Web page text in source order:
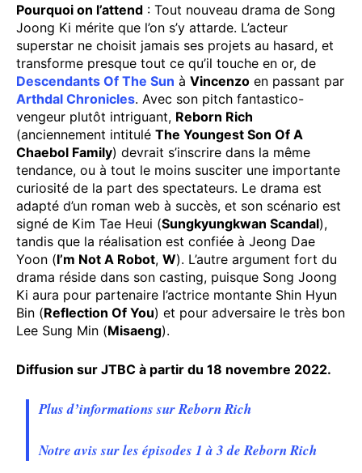
Pourquoi on l’attend : Tout nouveau drama de Song
Joong Ki mérite que l’on s’y attarde. L’acteur
superstar ne choisit jamais ses projets au hasard, et
transforme presque tout ce qu’il touche en or, de
Descendants Of The Sun à Vincenzo en passant par
Arthdal Chronicles. Avec son pitch fantastico-
vengeur plutôt intriguant, Reborn Rich
(anciennement intitulé The Youngest Son Of A
Chaebol Family) devrait s’inscrire dans la même
tendance, ou à tout le moins susciter une importante
curiosité de la part des spectateurs. Le drama est
adapté d’un roman web à succès, et son scénario est
signé de Kim Tae Heui (Sungkyungkwan Scandal),
tandis que la réalisation est confiée à Jeong Dae
Yoon (I’m Not A Robot, W). L’autre argument fort du
drama réside dans son casting, puisque Song Joong
Ki aura pour partenaire l’actrice montante Shin Hyun
Bin (Reflection Of You) et pour adversaire le très bon
Lee Sung Min (Misaeng).
Diffusion sur JTBC à partir du 18 novembre 2022.
Plus d’informations sur Reborn Rich
Notre avis sur les épisodes 1 à 3 de Reborn Rich